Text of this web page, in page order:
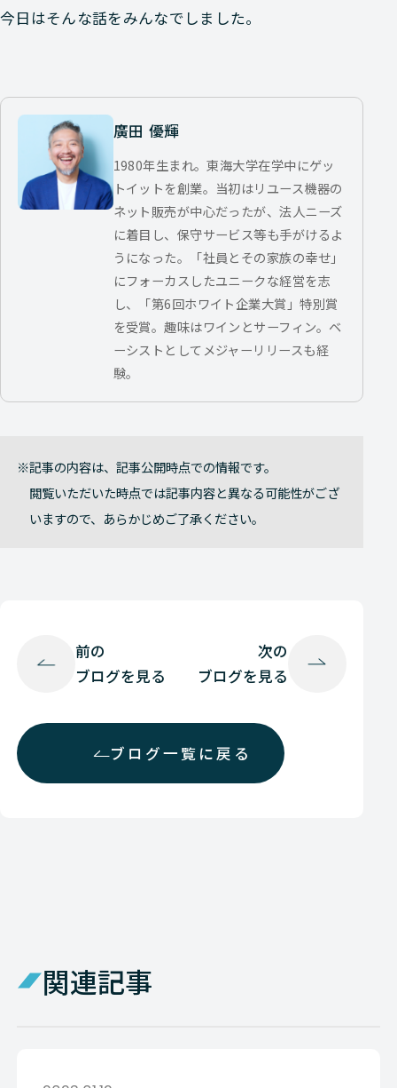
今日はそんな話をみんなでしました。
廣田 優輝
1980年生まれ。東海大学在学中にゲッ
トイットを創業。当初はリユース機器の
ネット販売が中心だったが、法人ニーズ
に着目し、保守サービス等も手がけるよ
うになった。「社員とその家族の幸せ」
にフォーカスしたユニークな経営を志
し、「第6回ホワイト企業大賞」特別賞
を受賞。趣味はワインとサーフィン。ベ
ーシストとしてメジャーリリースも経
験。
記事の内容は、記事公開時点での情報です。
閲覧いただいた時点では記事内容と異なる可能性がござ
いますので、あらかじめご了承ください。
前の
ブログを見る
ブログ一覧に戻る
次の
ブログを見る
関連記事